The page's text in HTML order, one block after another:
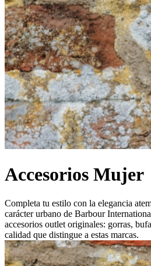
Accesorios Mujer
Completa tu estilo con la elegancia
carácter urbano de Barbour
accesorios outlet originales: gorras,
calidad que distingue a estas marcas.